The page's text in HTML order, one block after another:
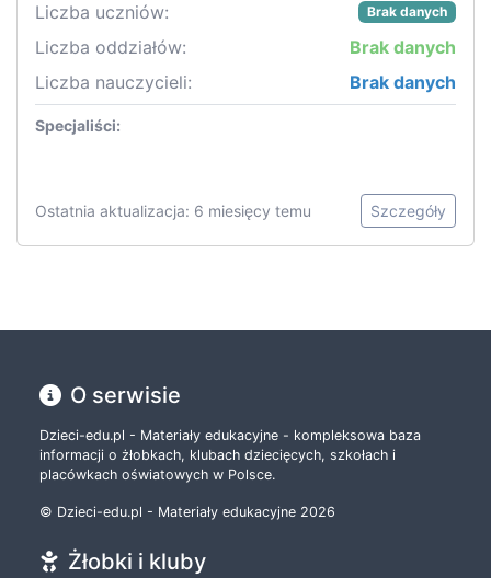
Liczba uczniów: Brak danych
Liczba oddziałów:
Brak danych
Liczba nauczycieli:
Brak danych
Specjaliści:
Ostatnia aktualizacja: 6 miesięcy temu Szczegóły
O serwisie
Dzieci-edu.pl - Materiały edukacyjne - kompleksowa baza
informacji o żłobkach, klubach dziecięcych, szkołach i
placówkach oświatowych w Polsce.
© Dzieci-edu.pl - Materiały edukacyjne 2026
Żłobki i kluby